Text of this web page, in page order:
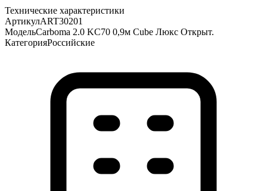
Технические характеристики
АртикулART30201
МодельCarboma 2.0 KC70 0,9м Cube Люкс Открыт.
КатегорияРоссийские